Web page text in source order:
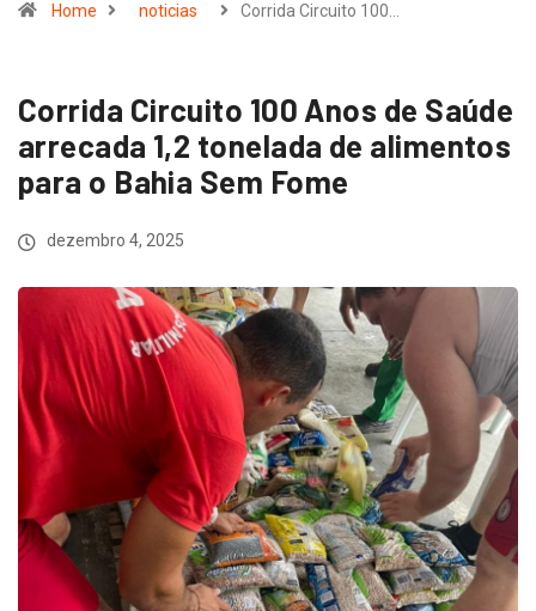
Home noticias Corrida Circuito 100…
Corrida Circuito 100 Anos de Saúde
arrecada 1,2 tonelada de alimentos
para o Bahia Sem Fome
dezembro 4, 2025